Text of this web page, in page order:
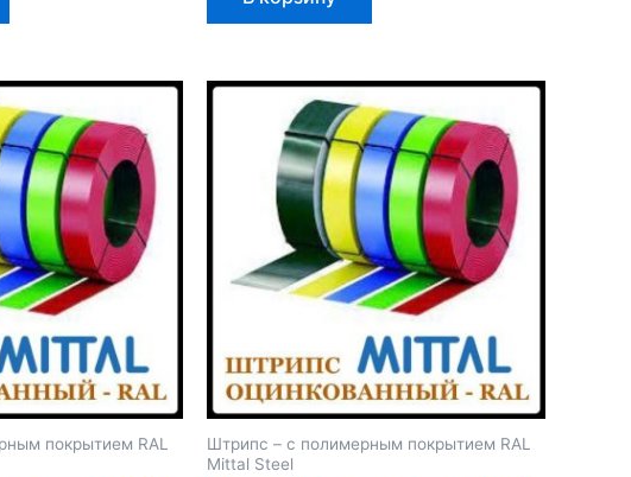
покрытием RAL
Штрипс – с полимерным покрытием RAL
Mittal Steel